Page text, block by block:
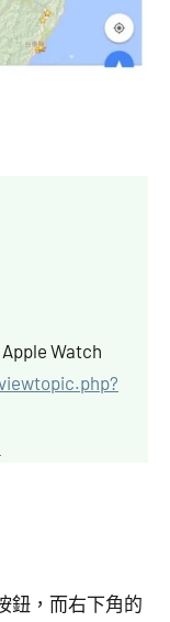
Watch
鈕，而右下角的